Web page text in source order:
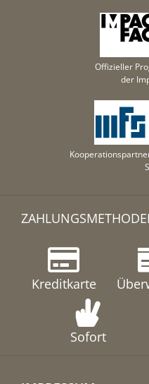
Offizieller
der
Kreditkarte
Sofort